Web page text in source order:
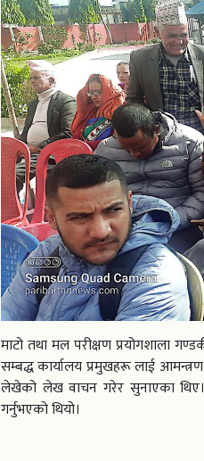
माटो तथा मल परीक्षण प्रयोगशाला
सम्बद्ध कार्यालय प्रमुखहरू लाई
लेखेको लेख वाचन गरेर सुनाएका थिए।
गर्नुभएको थियो।